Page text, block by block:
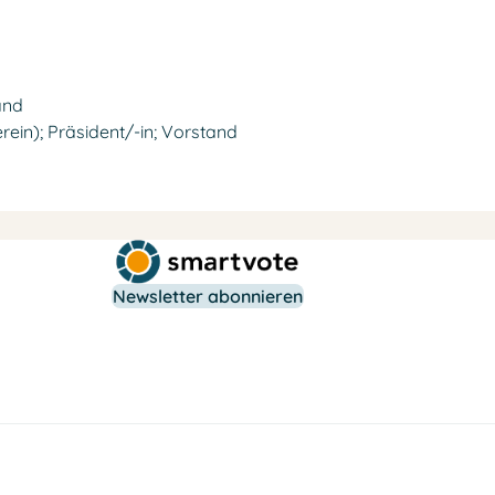
Präsident/-in; Vorstand
Newsletter abonnieren